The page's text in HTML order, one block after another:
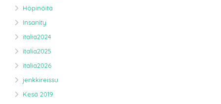
Höpinöitä
Insanity
italia2024
italia2025
italia2026
jenkkireissu
Kesä 2019